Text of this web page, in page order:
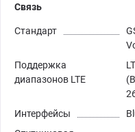
Связь
Стандарт
Поддержка
диапазонов LTE
Интерфейсы